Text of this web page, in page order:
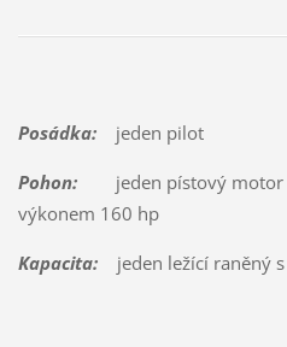
Posádka:jeden pilot
Pohon:jeden pístový motor
výkonem 160 hp
Kapacita:jeden ležící raněný s